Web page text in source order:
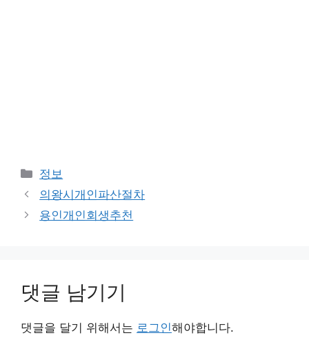
카
테
리
정보
의왕시개인파산절차
용인개인회생추천
댓글 남기기
댓글을 달기 위해서는 로그인해야합니다.